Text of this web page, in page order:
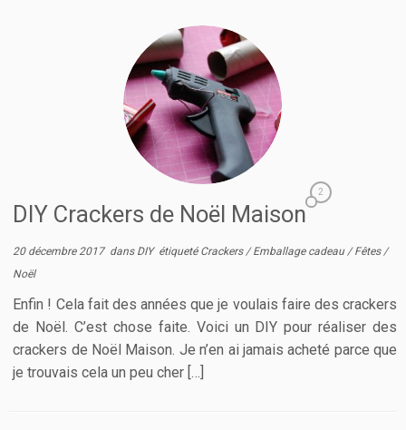
DIY Crackers de Noël Maison
2
20 décembre 2017dans DIY étiqueté Crackers /Emballage cadeau /Fêtes /
Noël
Enfin ! Cela fait des années que je voulais faire des crackers
de Noël. C’est chose faite. Voici un DIY pour réaliser des
crackers de Noël Maison. Je n’en ai jamais acheté parce que
je trouvais cela un peu cher […]